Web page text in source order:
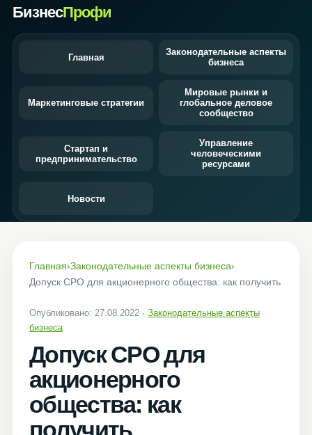
БизнесПрофи
Главная
Законодательные аспекты
бизнеса
Маркетинговые стратегии
Мировые рынки и
глобальное деловое
сообщество
Стартап и
предпринимательство
Управление
человеческими
ресурсами
Новости
Главная›Законодательные аспекты бизнеса›
Допуск СРО для акционерного общества: как получить
Опубликовано: 27.08.2022 · Законодательные аспекты
бизнеса
Допуск СРО для
акционерного
общества: как
получить